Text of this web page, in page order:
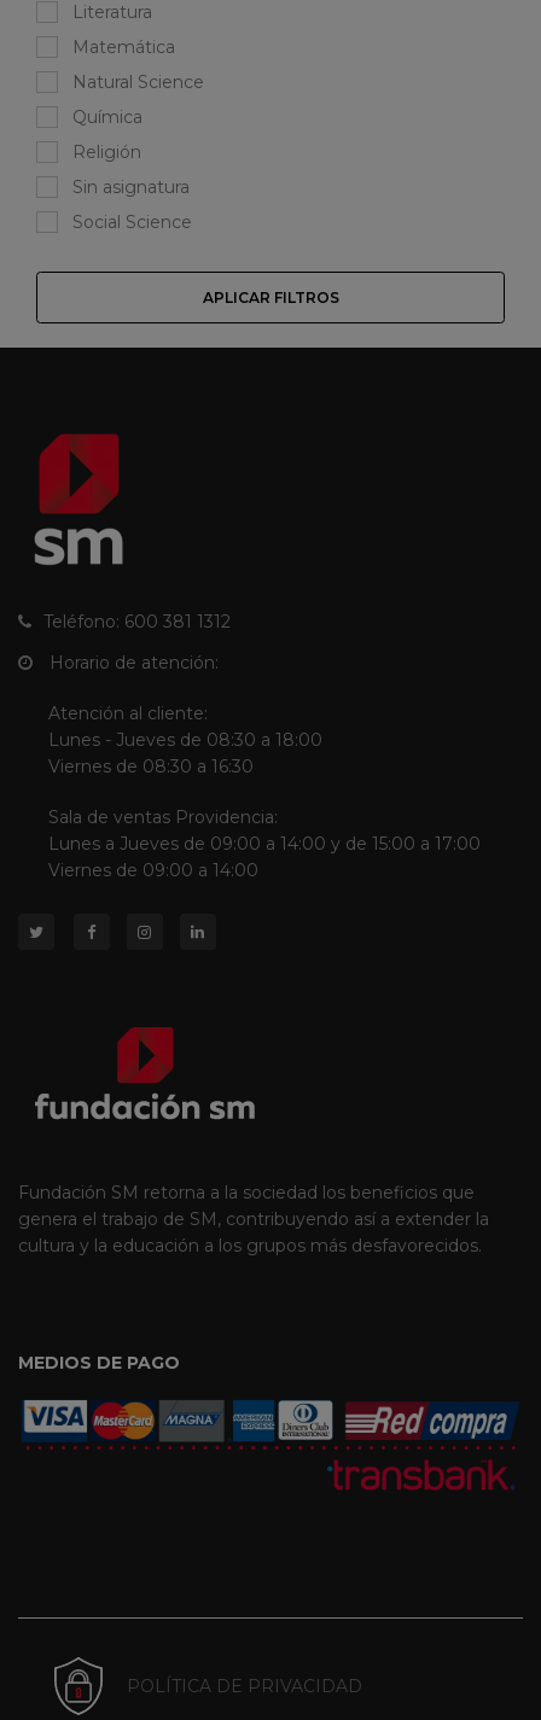
Literatura
Matemática
Natural Science
Química
Religión
Sin asignatura
Social Science
APLICAR FILTROS
Teléfono: 600 381 1312
Horario de atención:
Atención al cliente:
Lunes - Jueves de 08:30 a 18:00
Viernes de 08:30 a 16:30
Sala de ventas Providencia:
Lunes a Jueves de 09:00 a 14:00 y de 15:00 a 17:00
Viernes de 09:00 a 14:00
Fundación SM retorna a la sociedad los beneficios que
genera el trabajo de SM, contribuyendo así a extender la
cultura y la educación a los grupos más desfavorecidos.
MEDIOS DE PAGO
POLÍTICA DE PRIVACIDAD